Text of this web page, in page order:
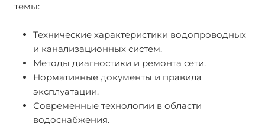
темы:
Технические характеристики водопроводных
и канализационных систем.
Методы диагностики и ремонта сети.
Нормативные документы и правила
эксплуатации.
Современные технологии в области
водоснабжения.